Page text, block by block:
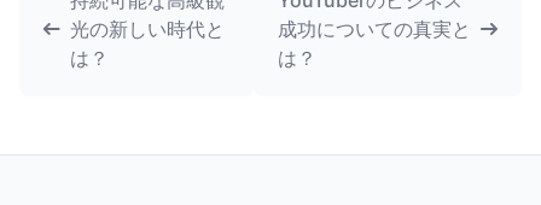
光の新しい時代と
は？
成功についての真実と
は？